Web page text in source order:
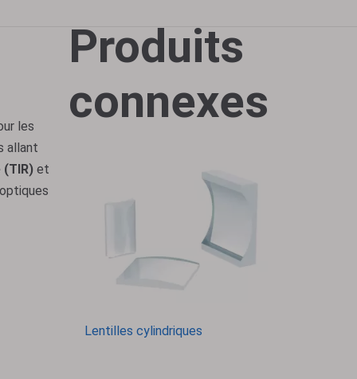
les
allant
​​et
Produits
connexes
Lentilles cylindriques